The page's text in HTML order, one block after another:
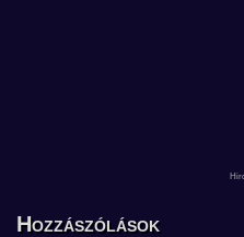
Hozzászólások